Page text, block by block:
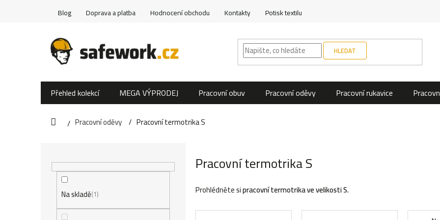
Blog Doprava a platba Hodnocení obchodu Kontakty Potisk textilu
HLEDAT
Přehled kolekcí MEGA VÝPRODEJ Pracovní obuv Pracovní oděvy Pracovní rukavice
DomůPracovní oděvy Pracovní termotrika S
Na skladě 1
Pracovní termotrika S
Prohlédněte sipracovní termotrika ve velikosti S.